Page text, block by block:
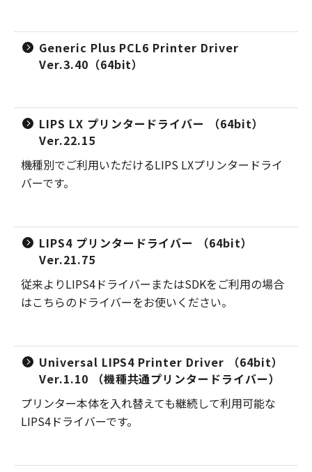
Generic Plus PCL6 Printer Driver
Ver.3.40（64bit）
LIPS LX プリンタードライバー （64bit）
Ver.22.15
機種別でご利用いただけるLIPS LXプリンタードライ
バーです。
LIPS4 プリンタードライバー （64bit）
Ver.21.75
従来よりLIPS4ドライバーまたはSDKをご利用の場合
はこちらのドライバーをお使いください。
Universal LIPS4 Printer Driver （64bit）
Ver.1.10 （機種共通プリンタードライバー）
プリンター本体を入れ替えても継続して利用可能な
LIPS4ドライバーです。